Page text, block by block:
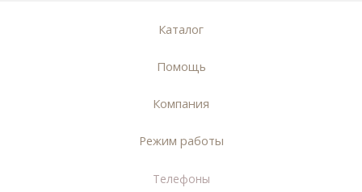
Каталог
Помощь
Компания
Режим работы
Телефоны